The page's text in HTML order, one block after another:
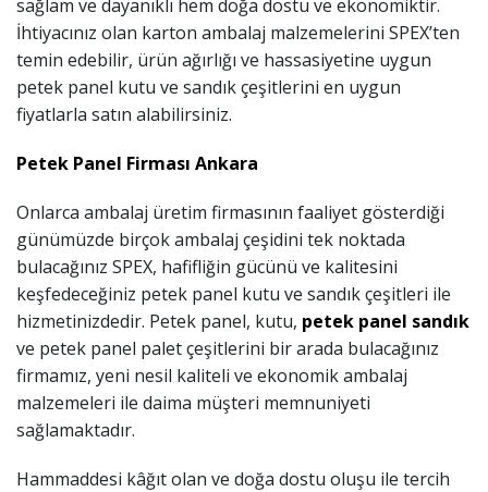
sağlam ve dayanıklı hem doğa dostu ve ekonomiktir.
İhtiyacınız olan karton ambalaj malzemelerini SPEX’ten
temin edebilir, ürün ağırlığı ve hassasiyetine uygun
petek panel kutu ve sandık çeşitlerini en uygun
fiyatlarla satın alabilirsiniz.
Petek Panel Firması Ankara
Onlarca ambalaj üretim firmasının faaliyet gösterdiği
günümüzde birçok ambalaj çeşidini tek noktada
bulacağınız SPEX, hafifliğin gücünü ve kalitesini
keşfedeceğiniz petek panel kutu ve sandık çeşitleri ile
hizmetinizdedir. Petek panel, kutu, petek panel sandık
ve petek panel palet çeşitlerini bir arada bulacağınız
firmamız, yeni nesil kaliteli ve ekonomik ambalaj
malzemeleri ile daima müşteri memnuniyeti
sağlamaktadır.
Hammaddesi kâğıt olan ve doğa dostu oluşu ile tercih